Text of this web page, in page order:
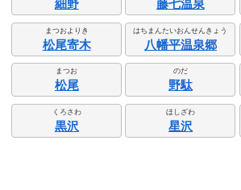
細野 藤七温泉
まつおよりき
松尾寄木
はちまんたいおんせんきょう
八幡平温泉郷
まつお
松尾
のだ
野駄
くろさわ
黒沢
ほしざわ
星沢